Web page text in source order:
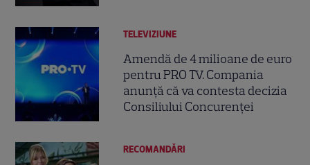
TELEVIZIUNE
Amendă de 4 milioane de euro
pentru PRO TV. Compania
anunță că va contesta decizia
Consiliului Concurenței
RECOMANDĂRI